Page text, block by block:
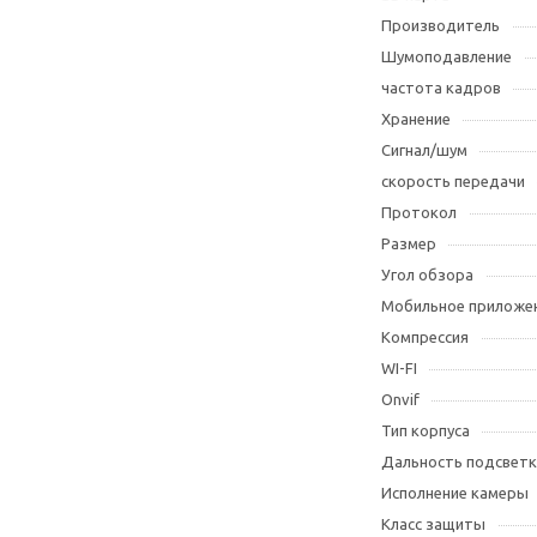
Производитель
Шумоподавление
частота кадров
Хранение
Сигнал/шум
скорость передачи
Протокол
Размер
Угол обзора
Мобильное
Компрессия
WI-FI
Оnvif
Тип корпуса
Дальность
Исполнение камеры
Класс защиты